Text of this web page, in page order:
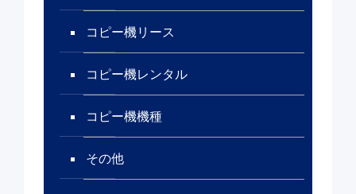
コピー機リース
コピー機レンタル
コピー機機種
その他